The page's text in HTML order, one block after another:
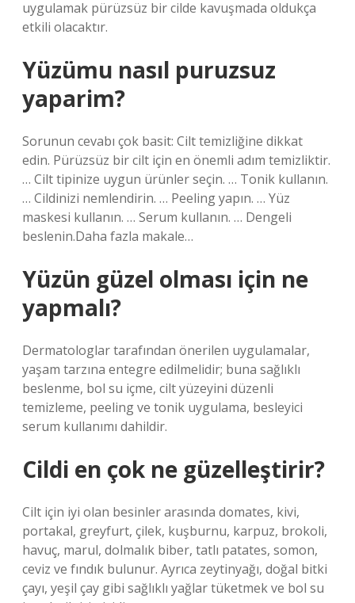
uygulamak pürüzsüz bir cilde kavuşmada oldukça
etkili olacaktır.
Yüzümu nasıl puruzsuz
yaparim?
Sorunun cevabı çok basit: Cilt temizliğine dikkat
edin. Pürüzsüz bir cilt için en önemli adım temizliktir.
… Cilt tipinize uygun ürünler seçin. … Tonik kullanın.
… Cildinizi nemlendirin. … Peeling yapın. … Yüz
maskesi kullanın. … Serum kullanın. … Dengeli
beslenin.Daha fazla makale…
Yüzün güzel olması için ne
yapmalı?
Dermatologlar tarafından önerilen uygulamalar,
yaşam tarzına entegre edilmelidir; buna sağlıklı
beslenme, bol su içme, cilt yüzeyini düzenli
temizleme, peeling ve tonik uygulama, besleyici
serum kullanımı dahildir.
Cildi en çok ne güzelleştirir?
Cilt için iyi olan besinler arasında domates, kivi,
portakal, greyfurt, çilek, kuşburnu, karpuz, brokoli,
havuç, marul, dolmalık biber, tatlı patates, somon,
ceviz ve fındık bulunur. Ayrıca zeytinyağı, doğal bitki
çayı, yeşil çay gibi sağlıklı yağlar tüketmek ve bol su